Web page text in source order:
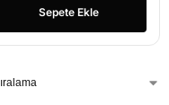
Sepete Ekle